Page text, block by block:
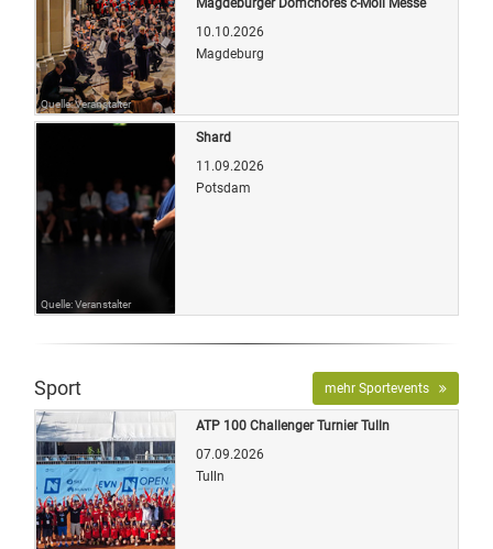
Quelle: Veranstalter
10.10.2026
Magdeburg
Quelle: Veranstalter
Shard
11.09.2026
Potsdam
Sport mehr Sportevents
ATP 100 Challenger Turnier Tulln
07.09.2026
Tulln